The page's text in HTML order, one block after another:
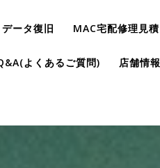
ータ復旧 MAC宅配修理見積
よくあるご質問) 店舗情報